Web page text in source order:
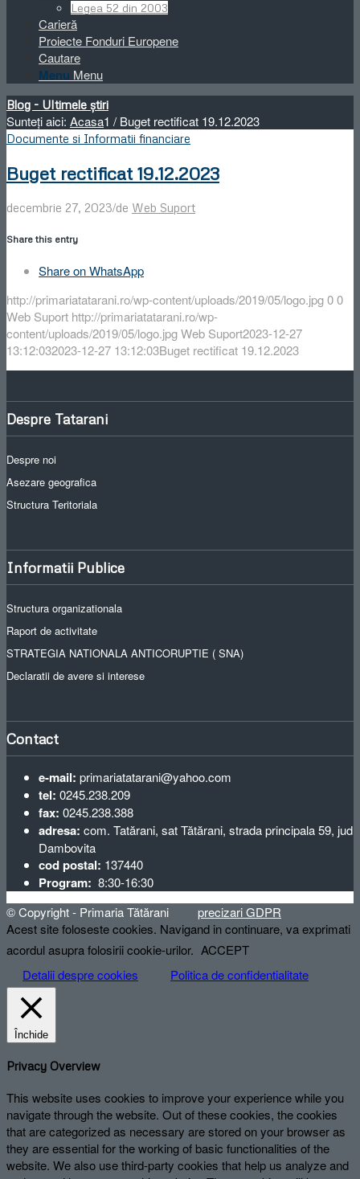
Legea 52 din 2003
Carieră
Proiecte Fonduri Europene
Cautare
Menu Menu
Blog - Ultimele știri
Sunteți aici: Acasa1 / Buget rectificat 19.12.2023
Documente si Informatii financiare
Buget rectificat 19.12.2023
decembrie 27, 2023/de Web Suport
Share this entry
Share on WhatsApp
http://primariatatarani.ro/wp-content/uploads/2019/05/logo.jpg00
Web Suport http://primariatatarani.ro/wp-
content/uploads/2019/05/logo.jpgWeb Suport2023-12-27
13:12:032023-12-27 13:12:03Buget rectificat 19.12.2023
Despre Tatarani
Despre noi
Asezare geografica
Structura Teritoriala
Informatii Publice
Structura organizationala
Raport de activitate
STRATEGIA NATIONALA ANTICORUPTIE ( SNA)
Declaratii de avere si interese
Contact
e-mail: primariatatarani@yahoo.com
tel: 0245.238.209
fax: 0245.238.388
adresa: com. Tatărani, sat Tătărani, strada principala 59, jud
Dambovita
cod postal: 137440
Program: 8:30-16:30
© Copyright - Primaria Tătărani precizari GDPR
Acest site foloseste cookies. Navigand in continuare, va exprimati
acordul asupra folosirii cookie-urilor. ACCEPT
Detalii despre cookies
Politica de confidentialitate
Închide
Privacy Overview
This website uses cookies to improve your experience while you
navigate through the website. Out of these cookies, the cookies
that are categorized as necessary are stored on your browser as
they are essential for the working of basic functionalities of the
website. We also use third-party cookies that help us analyze and